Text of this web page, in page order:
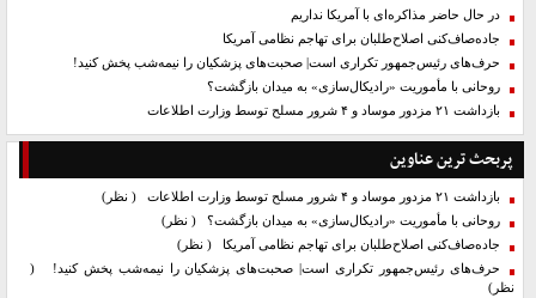
در حال حاضر مذاکره‌ای با آمریکا نداریم
جاده‌صاف‌کنی اصلاح‌طلبان برای تهاجم نظامی آمریکا
حرف‌های رئیس‌جمهور تکراری است| صحبت‌های پزشکیان را نیمه‌شب پخش کنید!
روحانی با مأموریت «رادیکال‌سازی» به میدان بازگشت؟
بازداشت ۲۱ مزدور موساد و ۴ شرور مسلح توسط وزارت اطلاعات
پربحث ترین عناوین
بازداشت ۲۱ مزدور موساد و ۴ شرور مسلح توسط وزارت اطلاعات
( نظر)
روحانی با مأموریت «رادیکال‌سازی» به میدان بازگشت؟ ( نظر)
جاده‌صاف‌کنی اصلاح‌طلبان برای تهاجم نظامی آمریکا
( نظر)
حرف‌های رئیس‌جمهور تکراری است| صحبت‌های پزشکیان را نیمه‌شب پخش کنید!
(
نظر)